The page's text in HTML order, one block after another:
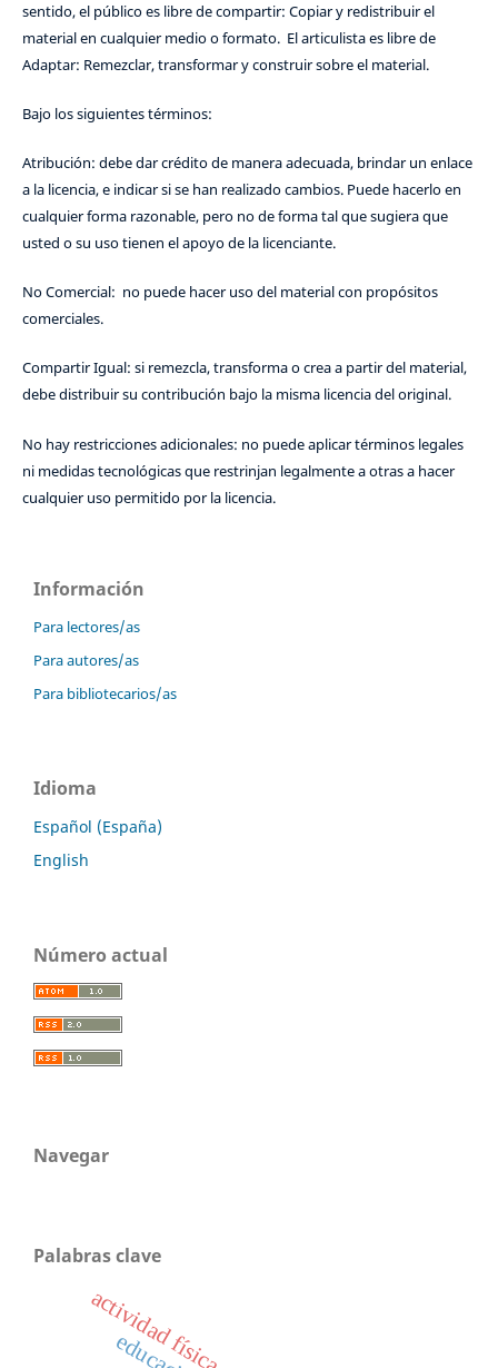
sentido, el público es libre de compartir: Copiar y redistribuir el
material en cualquier medio o formato. El articulista es libre de
Adaptar: Remezclar, transformar y construir sobre el material.
Bajo los siguientes términos:
Atribución: debe dar crédito de manera adecuada, brindar un enlace
a la licencia, e indicar si se han realizado cambios. Puede hacerlo en
cualquier forma razonable, pero no de forma tal que sugiera que
usted o su uso tienen el apoyo de la licenciante.
No Comercial: no puede hacer uso del material con propósitos
comerciales.
Compartir Igual: si remezcla, transforma o crea a partir del material,
debe distribuir su contribución bajo la misma licencia del original.
No hay restricciones adicionales: no puede aplicar términos legales
ni medidas tecnológicas que restrinjan legalmente a otras a hacer
cualquier uso permitido por la licencia.
Información
Para lectores/as
Para autores/as
Para bibliotecarios/as
Idioma
Español (España)
English
Número actual
Navegar
Palabras clave